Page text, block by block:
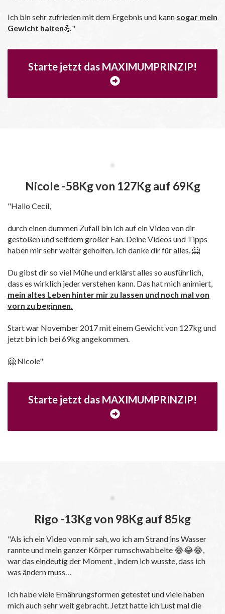
Ich bin sehr zufrieden mit dem Ergebnis und kann sogar mein
Gewicht halten💪"
Starte jetzt das MAXIMUMPRINZIP!
Nicole -58Kg von 127Kg auf 69Kg
"Hallo Cecil,
durch einen dummen Zufall bin ich auf ein Video von dir
gestoßen und seitdem großer Fan. Deine Videos und Tipps
haben mir sehr weiter geholfen. Ich danke dir für alles. 🤗
Du gibst dir so viel Mühe und erklärst alles so ausführlich,
dass es wirklich jeder verstehen kann. Das hat mich animiert,
mein altes Leben hinter mir zu lassen und noch mal von
vorn zu beginnen.
Start war November 2017 mit einem Gewicht von 127kg und
jetzt bin ich bei 69kg angekommen.
🤗 Nicole"
Starte jetzt das MAXIMUMPRINZIP!
Rigo -13Kg von 98Kg auf 85kg
"Als ich ein Video von mir sah, wo ich am Strand ins Wasser
rannte und mein ganzer Körper rumschwabbelte 😂😂😂,
war das eindeutig der Moment , indem ich wusste, dass ich
was ändern muss…
Ich habe viele Ernährungsformen getestet und viele haben
mich auch sehr weit gebracht. Jetzt hatte ich Lust mal die